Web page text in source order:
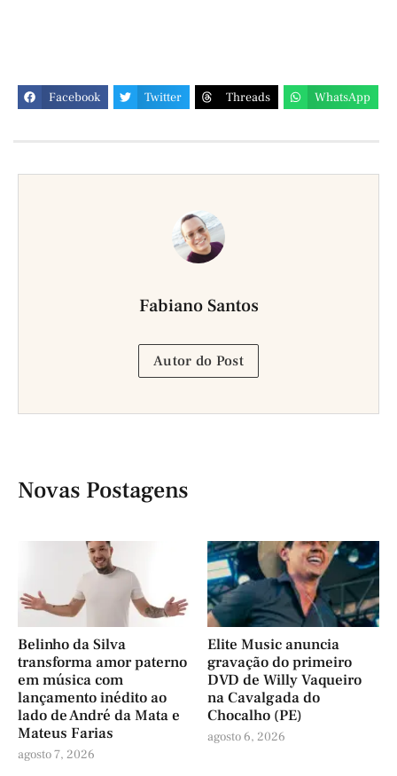
Facebook Twitter Threads WhatsApp
Fabiano Santos
Autor do Post
Novas Postagens
Belinho da Silva
transforma amor paterno
em música com
lançamento inédito ao
lado de André da Mata e
Mateus Farias
agosto 7, 2026
Elite Music anuncia
gravação do primeiro
DVD de Willy Vaqueiro
na Cavalgada do
Chocalho (PE)
agosto 6, 2026